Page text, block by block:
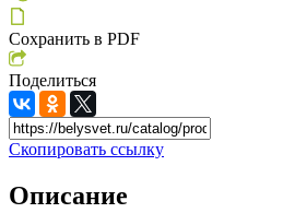
Сохранить в PDF
Поделиться
Скопировать ссылку
Описание